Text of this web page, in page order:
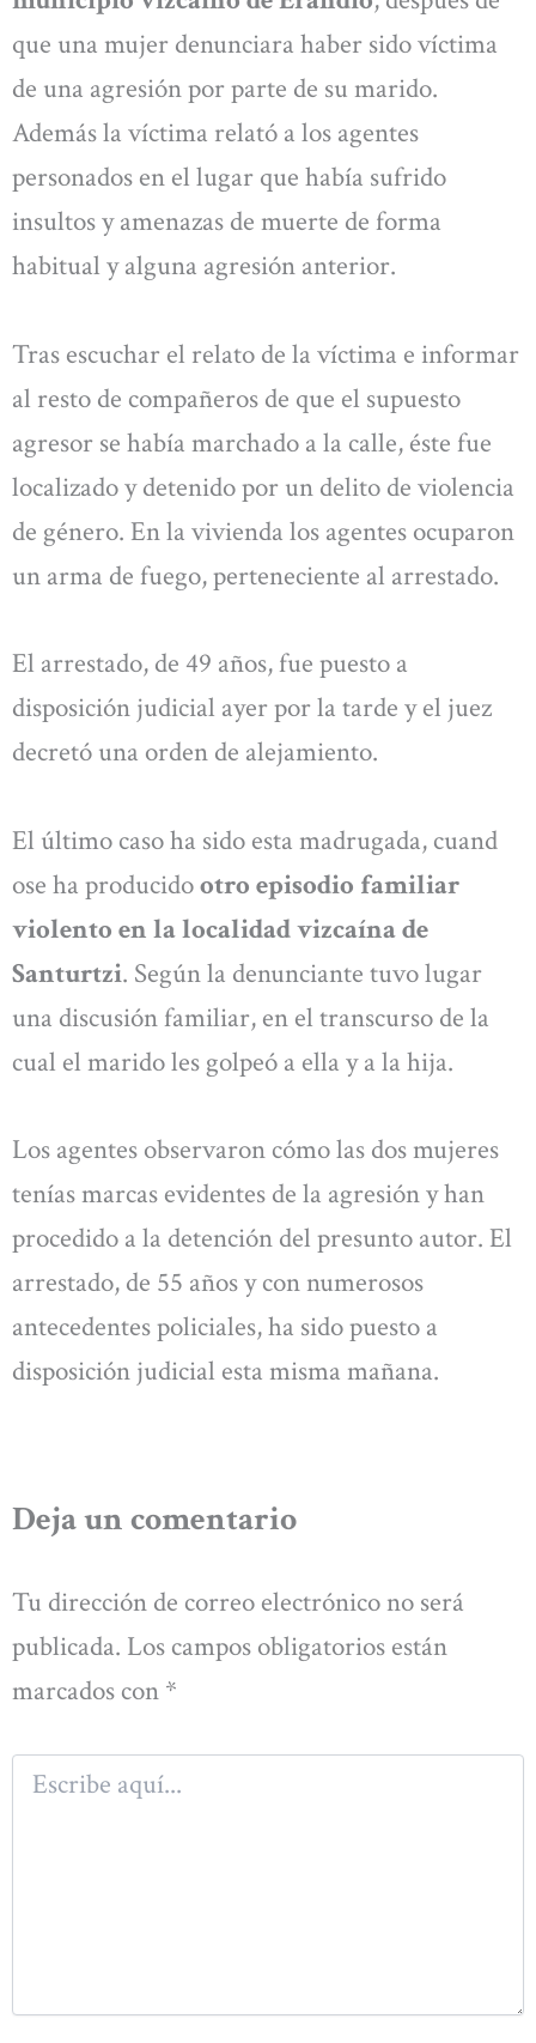
que una mujer denunciara haber sido víctima
de una agresión por parte de su marido.
Además la víctima relató a los agentes
personados en el lugar que había sufrido
insultos y amenazas de muerte de forma
habitual y alguna agresión anterior.
Tras escuchar el relato de la víctima e informar
al resto de compañeros de que el supuesto
agresor se había marchado a la calle, éste fue
localizado y detenido por un delito de violencia
de género. En la vivienda los agentes ocuparon
un arma de fuego, perteneciente al arrestado.
El arrestado, de 49 años, fue puesto a
disposición judicial ayer por la tarde y el juez
decretó una orden de alejamiento.
El último caso ha sido esta madrugada, cuand
ose ha producidootro episodio familiar
violento en la localidad vizcaína de
Santurtzi. Según la denunciante tuvo lugar
una discusión familiar, en el transcurso de la
cual el marido les golpeó a ella y a la hija.
Los agentes observaron cómo las dos mujeres
tenías marcas evidentes de la agresión y han
procedido a la detención del presunto autor. El
arrestado, de 55 años y con numerosos
antecedentes policiales, ha sido puesto a
disposición judicial esta misma mañana.
Deja un comentario
Tu dirección de correo electrónico no será
publicada. Los campos obligatorios están
marcados con *
Escribe
aquí...